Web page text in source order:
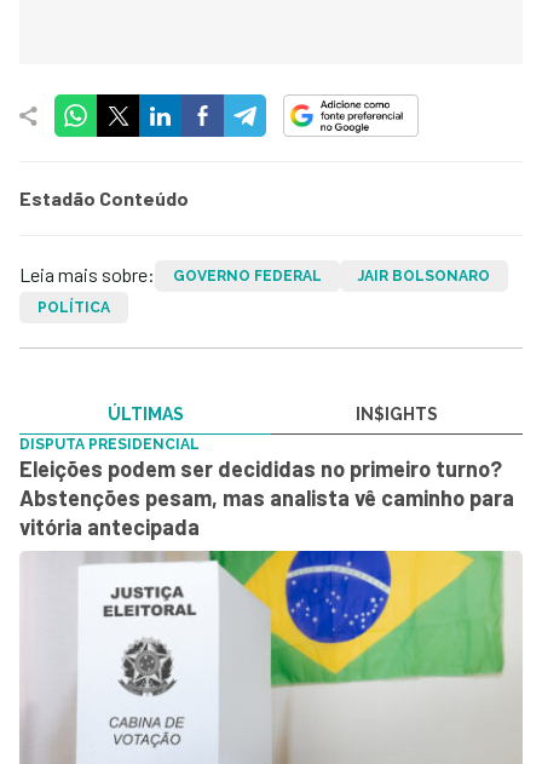
Estadão Conteúdo
Leia mais sobre: GOVERNO FEDERAL
JAIR BOLSONARO
POLÍTICA
ÚLTIMAS IN$IGHTS
DISPUTA PRESIDENCIAL
Eleições podem ser decididas no primeiro turno?
Abstenções pesam, mas analista vê caminho para
vitória antecipada